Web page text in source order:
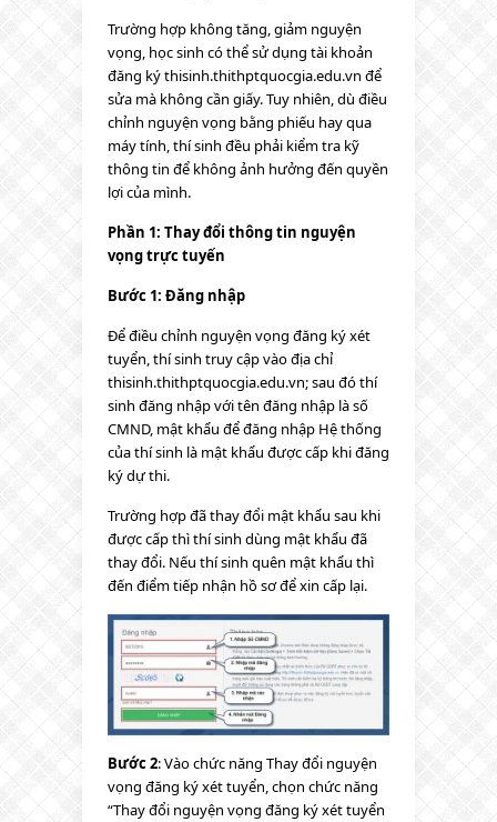
Trường hợp không tăng, giảm nguyện
vọng, học sinh có thể sử dụng tài khoản
đăng ký thisinh.thithptquocgia.edu.vn để
sửa mà không cần giấy. Tuy nhiên, dù điều
chỉnh nguyện vọng bằng phiếu hay qua
máy tính, thí sinh đều phải kiểm tra kỹ
thông tin để không ảnh hưởng đến quyền
lợi của mình.
Phần 1: Thay đổi thông tin nguyện
vọng trực tuyến
Bước 1: Đăng nhập
Để điều chỉnh nguyện vọng đăng ký xét
tuyển, thí sinh truy cập vào địa chỉ
thisinh.thithptquocgia.edu.vn; sau đó thí
sinh đăng nhập với tên đăng nhập là số
CMND, mật khẩu để đăng nhập Hệ thống
của thí sinh là mật khẩu được cấp khi đăng
ký dự thi.
Trường hợp đã thay đổi mật khẩu sau khi
được cấp thì thí sinh dùng mật khẩu đã
thay đổi. Nếu thí sinh quên mật khẩu thì
đến điểm tiếp nhận hồ sơ để xin cấp lại.
Bước 2: Vào chức năng Thay đổi nguyện
vọng đăng ký xét tuyển, chọn chức năng
“Thay đổi nguyện vọng đăng ký xét tuyển